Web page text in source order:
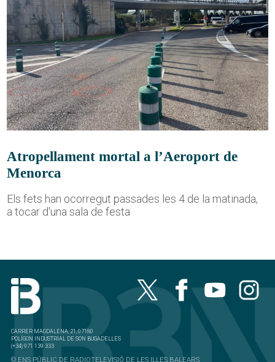
Atropellament mortal a l’Aeroport de
Menorca
Els fets han ocorregut passades les 4 de la matinada,
a tocar d'una sala de festa
CARRER MAGDALENA, 21, 07180
POLÍGON INDUSTRIAL DE SON BUGADELLES
(+34) 971 139 333
© ENS PÚBLIC DE RADIOTELEVISIÓ DE LES ILLES BALEARS